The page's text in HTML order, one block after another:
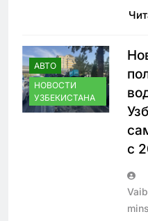
АВТО
НОВОСТИ
УЗБЕКИСТАНА
с
mins